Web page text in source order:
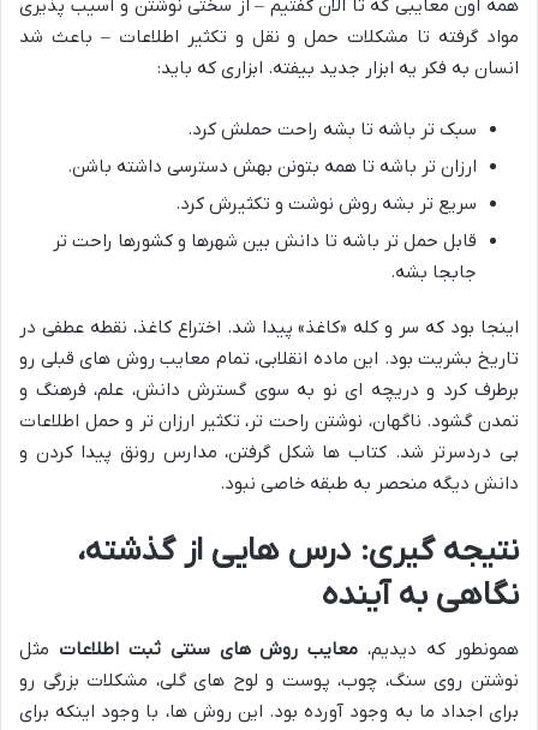
همه اون معایبی که تا الان گفتیم – از سختی نوشتن و آسیب پذیری
مواد گرفته تا مشکلات حمل و نقل و تکثیر اطلاعات – باعث شد
انسان به فکر یه ابزار جدید بیفته. ابزاری که باید:
سبک تر باشه تا بشه راحت حملش کرد.
ارزان تر باشه تا همه بتونن بهش دسترسی داشته باشن.
سریع تر بشه روش نوشت و تکثیرش کرد.
قابل حمل تر باشه تا دانش بین شهرها و کشورها راحت تر
جابجا بشه.
اینجا بود که سر و کله «کاغذ» پیدا شد. اختراع کاغذ، نقطه عطفی در
تاریخ بشریت بود. این ماده انقلابی، تمام معایب روش های قبلی رو
برطرف کرد و دریچه ای نو به سوی گسترش دانش، علم، فرهنگ و
تمدن گشود. ناگهان، نوشتن راحت تر، تکثیر ارزان تر و حمل اطلاعات
بی دردسرتر شد. کتاب ها شکل گرفتن، مدارس رونق پیدا کردن و
دانش دیگه منحصر به طبقه خاصی نبود.
نتیجه گیری: درس هایی از گذشته،
نگاهی به آینده
همونطور که دیدیم، معایب روش های سنتی ثبت اطلاعات مثل
نوشتن روی سنگ، چوب، پوست و لوح های گلی، مشکلات بزرگی رو
برای اجداد ما به وجود آورده بود. این روش ها، با وجود اینکه برای